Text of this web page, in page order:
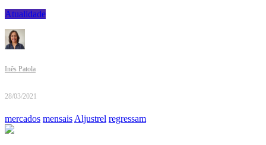
Atualidade
Inês Patola
28/03/2021
mercados mensaisAljustrel regressam